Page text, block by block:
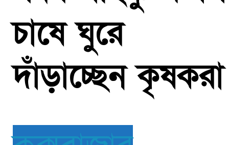
চাষে ঘুরে
দাঁড়াচ্ছেন কৃষকরা